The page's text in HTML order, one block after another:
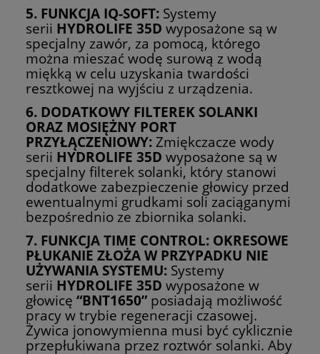
5. FUNKCJA IQ-SOFT: Systemy
serii HYDROLIFE 35D wyposażone są w
specjalny zawór, za pomocą, którego
można mieszać wodę surową z wodą
miękką w celu uzyskania twardości
resztkowej na wyjściu z urządzenia.
6. DODATKOWY FILTEREK SOLANKI
ORAZ MOSIĘŻNY PORT
PRZYŁĄCZENIOWY: Zmiękczacze wody
serii HYDROLIFE 35D wyposażone są w
specjalny filterek solanki, który stanowi
dodatkowe zabezpieczenie głowicy przed
ewentualnymi grudkami soli zaciąganymi
bezpośrednio ze zbiornika solanki.
7. FUNKCJA TIME CONTROL: OKRESOWE
PŁUKANIE ZŁOŻA W PRZYPADKU NIE
UŻYWANIA SYSTEMU: Systemy
serii HYDROLIFE 35D wyposażone w
głowicę “BNT1650” posiadają możliwość
pracy w trybie regeneracji czasowej.
Żywica jonowymienna musi być cyklicznie
przepłukiwana przez roztwór solanki. Aby